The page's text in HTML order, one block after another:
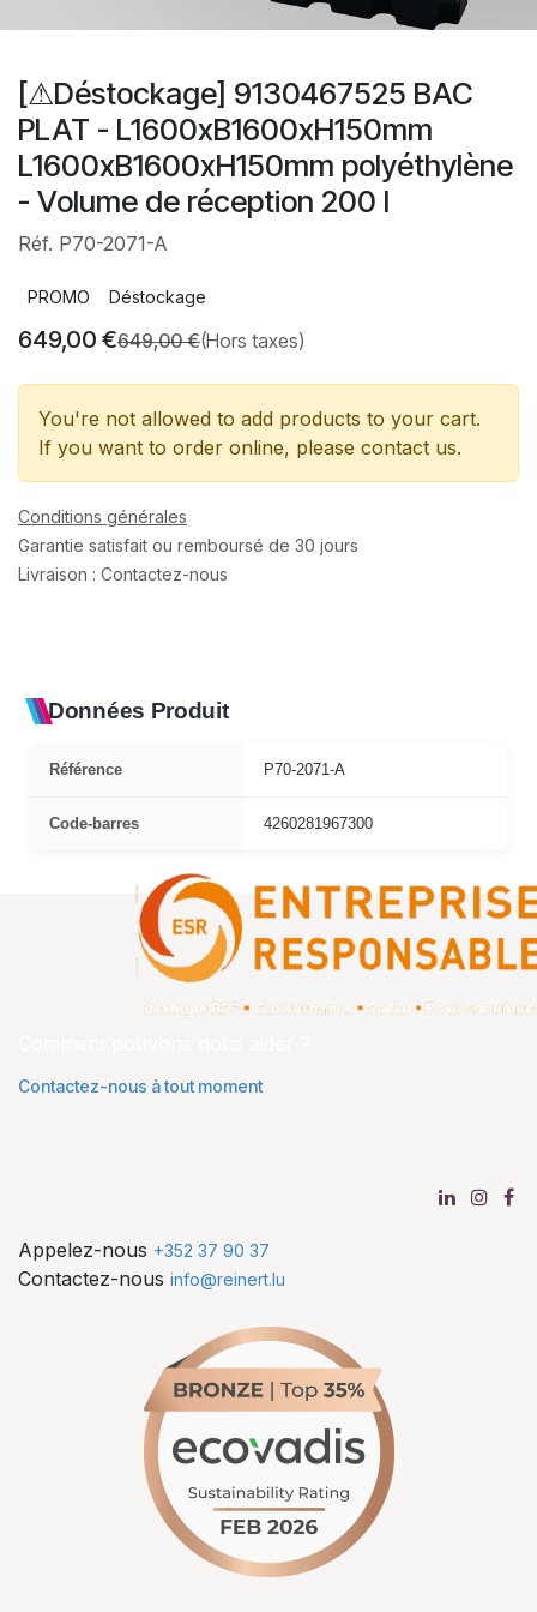
[⚠Déstockage] 9130467525 BAC
PLAT - L1600xB1600xH150mm
L1600xB1600xH150mm polyéthylène
- Volume de réception 200 l
Réf. P70-2071-A
PROMO Déstockage
649,00 €649,00€(Hors taxes)
You're not allowed to add products to your cart.
If you want to order online, please contact us.
Conditions générales
Garantie satisfait ou remboursé de 30 jours
Livraison : Contactez-nous
Données Produit
Référence P70-2071-A
Code-barres 4260281967300
Contactez-nous à tout moment
Appelez-nous +352 37 90 37
Contactez-nous info@reinert.lu